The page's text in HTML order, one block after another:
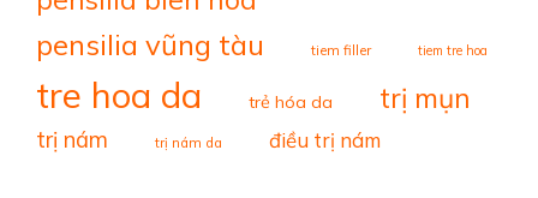
pensilia vũng tàu tiem filler tiem tre hoa
tre hoa da trẻ hóa da trị mụn
trị nám trị nám da điều trị nám